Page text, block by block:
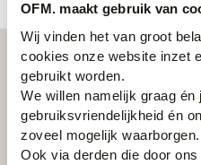
OFM. maakt gebruik van
Wij vinden het van groot
cookies onze website inzet
gebruikt worden.
We willen namelijk graag
gebruiksvriendelijkheid én
zoveel mogelijk waarborgen.
Ook via derden die door
Nieuwsbrief
Schrijf je in en ontvang
Email